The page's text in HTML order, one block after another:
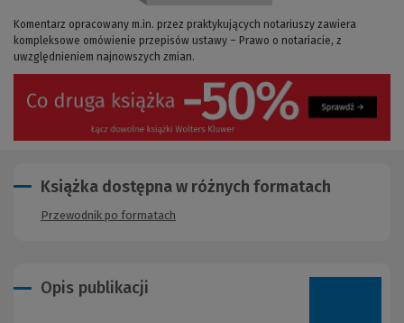
Komentarz opracowany m.in. przez praktykujących notariuszy zawiera
kompleksowe omówienie przepisów ustawy – Prawo o notariacie, z
uwzględnieniem najnowszych zmian.
Opis publikacji
Książka dostępna w różnych formatach
Przewodnik po formatach